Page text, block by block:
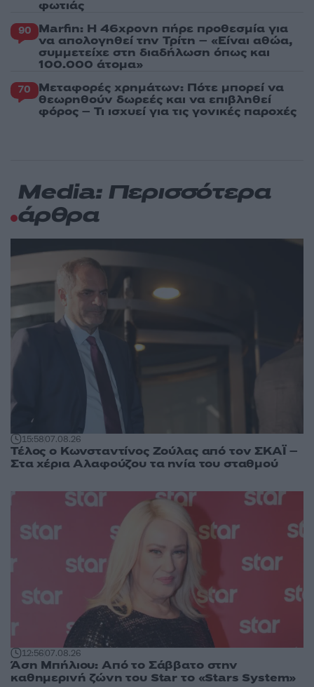
φωτιάς
90 Marfin: Η 46χρονη πήρε προθεσμία για
να απολογηθεί την Τρίτη – «Είναι αθώα,
συμμετείχε στη διαδήλωση όπως και
100.000 άτομα»
70 Μεταφορές χρημάτων: Πότε μπορεί να
θεωρηθούν δωρεές και να επιβληθεί
φόρος – Τι ισχυεί για τις γονικές παροχές
Media: Περισσότερα
άρθρα
15:5807.08.26
Τέλος ο Κωνσταντίνος Ζούλας από τον ΣΚΑΪ –
Στα χέρια Αλαφούζου τα ηνία του σταθμού
12:5607.08.26
Άση Μπήλιου: Από το Σάββατο στην
καθημερινή ζώνη του Star το «Stars System»